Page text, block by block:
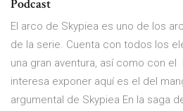
Podcast
El arco de Skypiea es uno de los
de la serie. Cuenta con todos los
una gran aventura, así como con
interesa exponer aquí es el del
argumental de Skypiea En la saga